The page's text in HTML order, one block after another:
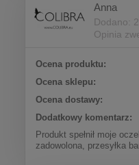
Anna
Dodano:
Opinia
Ocena produktu:
Ocena sklepu:
Ocena dostawy:
Dodatkowy komentarz:
Produkt spełnił moje
zadowolona, przesyłka